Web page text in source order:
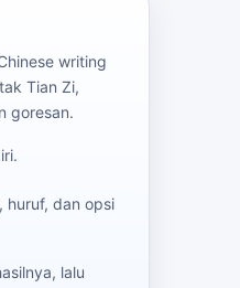
writing
Tian Zi,
goresan.
huruf, dan opsi
lalu